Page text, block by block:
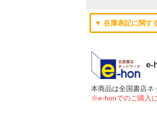
▼ 在庫表記に関す
e-
本商品は全国書店ネ
※e-honでのご購入